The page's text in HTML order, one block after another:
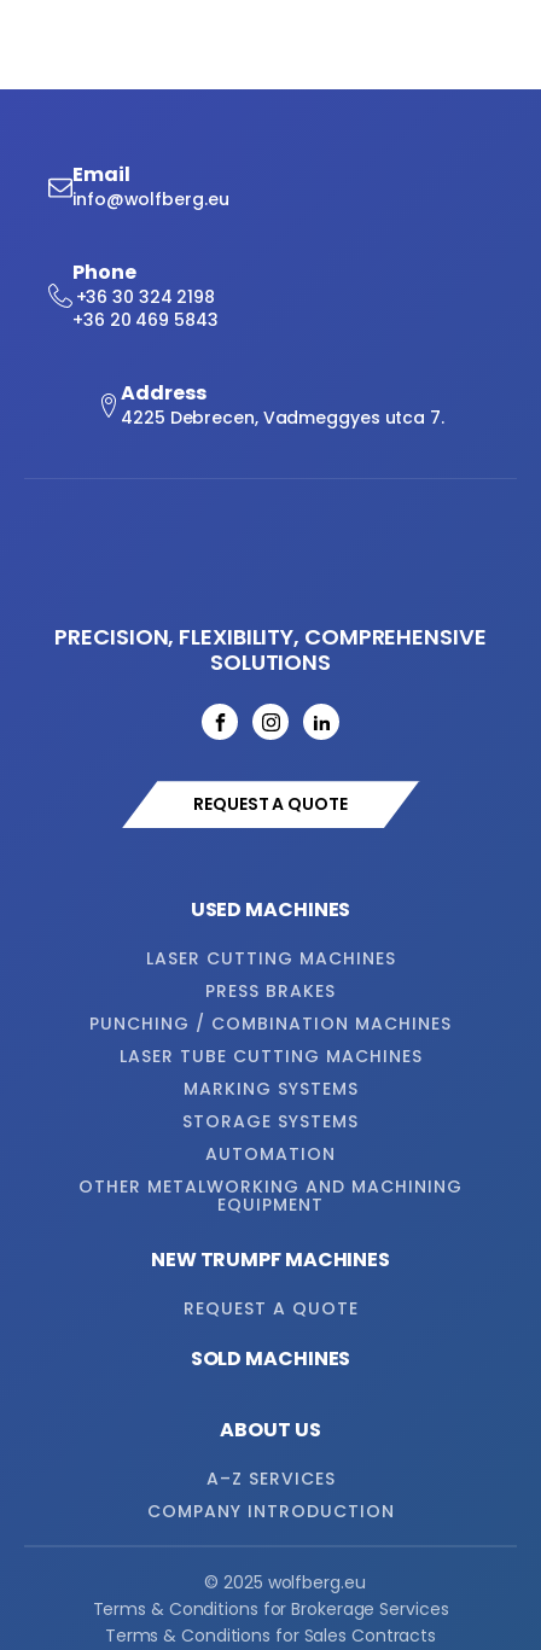
Email
info@wolfberg.eu
Phone
+36 30 324 2198
+36 20 469 5843
Address
4225 Debrecen, Vadmeggyes utca 7.
PRECISION, FLEXIBILITY, COMPREHENSIVE
SOLUTIONS
REQUEST A QUOTE
USED MACHINES
LASER CUTTING MACHINES
PRESS BRAKES
PUNCHING / COMBINATION MACHINES
LASER TUBE CUTTING MACHINES
MARKING SYSTEMS
STORAGE SYSTEMS
AUTOMATION
OTHER METALWORKING AND MACHINING
EQUIPMENT
NEW TRUMPF MACHINES
REQUEST A QUOTE
SOLD MACHINES
ABOUT US
A–Z SERVICES
COMPANY INTRODUCTION
© 2025 wolfberg.eu
Terms & Conditions for Brokerage Services
Terms & Conditions for Sales Contracts